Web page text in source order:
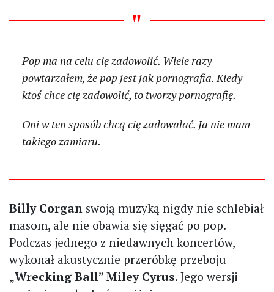
Pop ma na celu cię zadowolić. Wiele razy
powtarzałem, że pop jest jak pornografia. Kiedy
ktoś chce cię zadowolić, to tworzy pornografię.
Oni w ten sposób chcą cię zadowalać. Ja nie mam
takiego zamiaru.
Billy Corgan swoją muzyką nigdy nie schlebiał
masom, ale nie obawia się sięgać po pop.
Podczas jednego z niedawnych koncertów,
wykonał akustycznie przeróbkę przeboju
„Wrecking Ball” Miley Cyrus. Jego wersji